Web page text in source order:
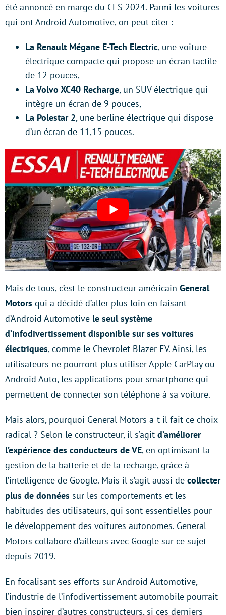
été annoncé en marge du CES 2024. Parmi les voitures
qui ont Android Automotive, on peut citer :
La Renault Mégane E-Tech Electric, une voiture
électrique compacte qui propose un écran tactile
de 12 pouces,
La Volvo XC40 Recharge, un SUV électrique qui
intègre un écran de 9 pouces,
La Polestar 2, une berline électrique qui dispose
d’un écran de 11,15 pouces.
Mais de tous, c’est le constructeur américain General
Motors qui a décidé d’aller plus loin en faisant
d’Android Automotive le seul système
d’infodivertissement disponible sur ses voitures
électriques, comme le Chevrolet Blazer EV. Ainsi, les
utilisateurs ne pourront plus utiliser Apple CarPlay ou
Android Auto, les applications pour smartphone qui
permettent de connecter son téléphone à sa voiture.
Mais alors, pourquoi General Motors a-t-il fait ce choix
radical ? Selon le constructeur, il s’agit d’améliorer
l’expérience des conducteurs de VE, en optimisant la
gestion de la batterie et de la recharge, grâce à
l’intelligence de Google. Mais il s’agit aussi de collecter
plus de données sur les comportements et les
habitudes des utilisateurs, qui sont essentielles pour
le développement des voitures autonomes. General
Motors collabore d’ailleurs avec Google sur ce sujet
depuis 2019.
En focalisant ses efforts sur Android Automotive,
l’industrie de l’infodivertissement automobile pourrait
bien inspirer d’autres constructeurs, si ces derniers